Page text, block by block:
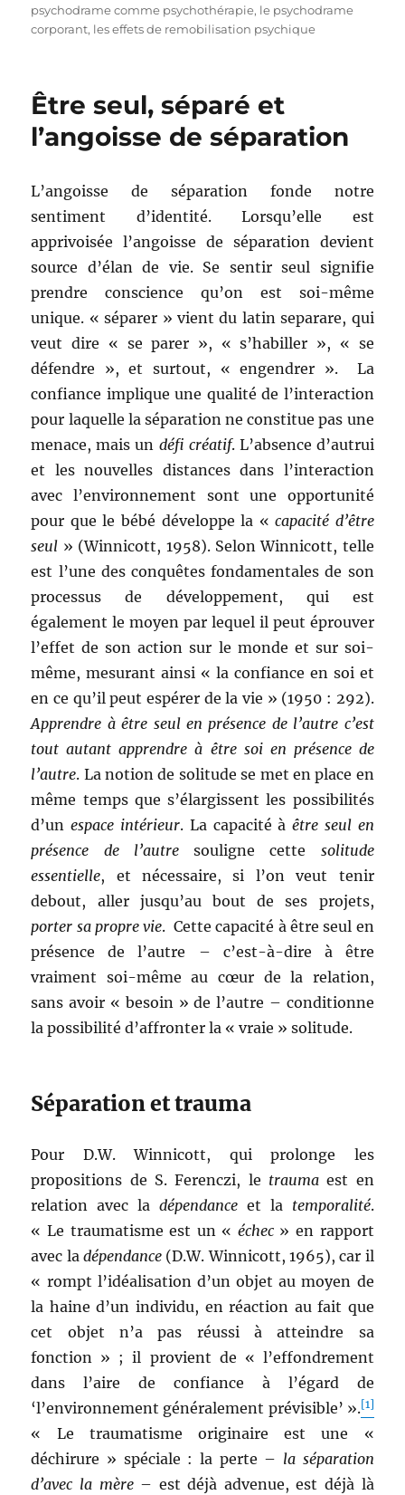
psychodrame comme psychothérapie, le psychodrame
corporant, les effets de remobilisation psychique
Être seul, séparé et
l’angoisse de séparation
L’angoisse de séparation fonde notre
sentiment d’identité. Lorsqu’elle est
apprivoisée l’angoisse de séparation devient
source d’élan de vie. Se sentir seul signifie
prendre conscience qu’on est soi-même
unique. « séparer » vient du latin separare, qui
veut dire « se parer », « s’habiller », « se
défendre », et surtout, « engendrer ». La
confiance implique une qualité de l’interaction
pour laquelle la séparation ne constitue pas une
menace, mais un défi créatif. L’absence d’autrui
et les nouvelles distances dans l’interaction
avec l’environnement sont une opportunité
pour que le bébé développe la «capacité d’être
seul » (Winnicott, 1958). Selon Winnicott, telle
est l’une des conquêtes fondamentales de son
processus de développement, qui est
également le moyen par lequel il peut éprouver
l’effet de son action sur le monde et sur soi-
même, mesurant ainsi « la confiance en soi et
en ce qu’il peut espérer de la vie » (1950 : 292).
Apprendre à être seul en présence de l’autre c’est
tout autant apprendre à être soi en présence de
l’autre. La notion de solitude se met en place en
même temps que s’élargissent les possibilités
d’unespace intérieur. La capacité àêtre seul en
présence de l’autresouligne cette solitude
essentielle, et nécessaire, si l’on veut tenir
debout, aller jusqu’au bout de ses projets,
porter sa propre vie. Cette capacité à être seul en
présence de l’autre – c’est-à-dire à être
vraiment soi-même au cœur de la relation,
sans avoir « besoin » de l’autre – conditionne
la possibilité d’affronter la « vraie » solitude.
Séparation et trauma
Pour D.W. Winnicott, qui prolonge les
propositions de S. Ferenczi, le traumaest en
relation avec la dépendance et la temporalité.
« Le traumatisme est un « échec» en rapport
avec ladépendance (D.W. Winnicott, 1965), car il
« rompt l’idéalisation d’un objet au moyen de
la haine d’un individu, en réaction au fait que
cet objet n’a pas réussi à atteindre sa
fonction » ; il provient de « l’effondrement
dans l’aire de confiance à l’égard de
‘l’environnement généralement prévisible’ ».[1]
« Le traumatisme originaire est une «
déchirure » spéciale : la perte – la séparation
d’avec la mère– est déjà advenue, est déjà là